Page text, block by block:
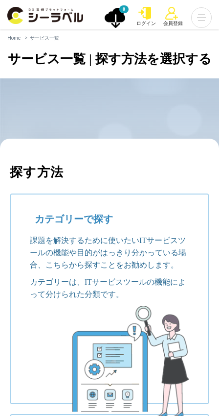
0
ログイン 会員登録
Home サービス一覧
サービス一覧 | 探す方法を選択する
探す方法
カテゴリーで探す
課題を解決するために使いたいITサービスツ
ールの機能や目的がはっきり分かっている場
合、こちらから探すことをお勧めします。
カテゴリーは、ITサービスツールの機能によ
って分けられた分類です。